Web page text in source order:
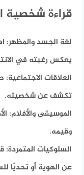
قراءة شخصية
لغة الجسد والمظهر:
يعكس رغبته في
العلاقات الاجتماعية:
تكشف عن شخصيته.
الموسيقى والأفلام:
وقيمه.
السلوكيات المتمردة:
عن الهوية أو تحديًا